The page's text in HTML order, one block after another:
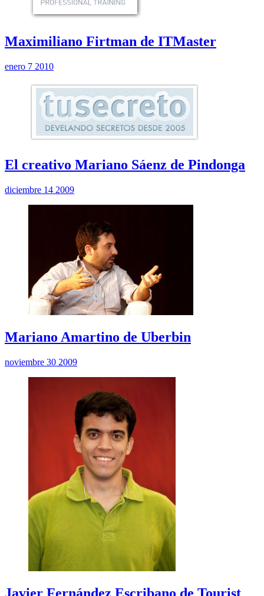
Maximiliano Firtman de ITMaster
enero 7 2010
El creativo Mariano Sáenz de Pindonga
diciembre 14 2009
Mariano Amartino de Uberbin
noviembre 30 2009
Javier Fernández Escribano de Tourist